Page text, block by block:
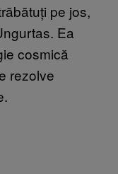
pe jos,
Ea
cosmică
rezolve